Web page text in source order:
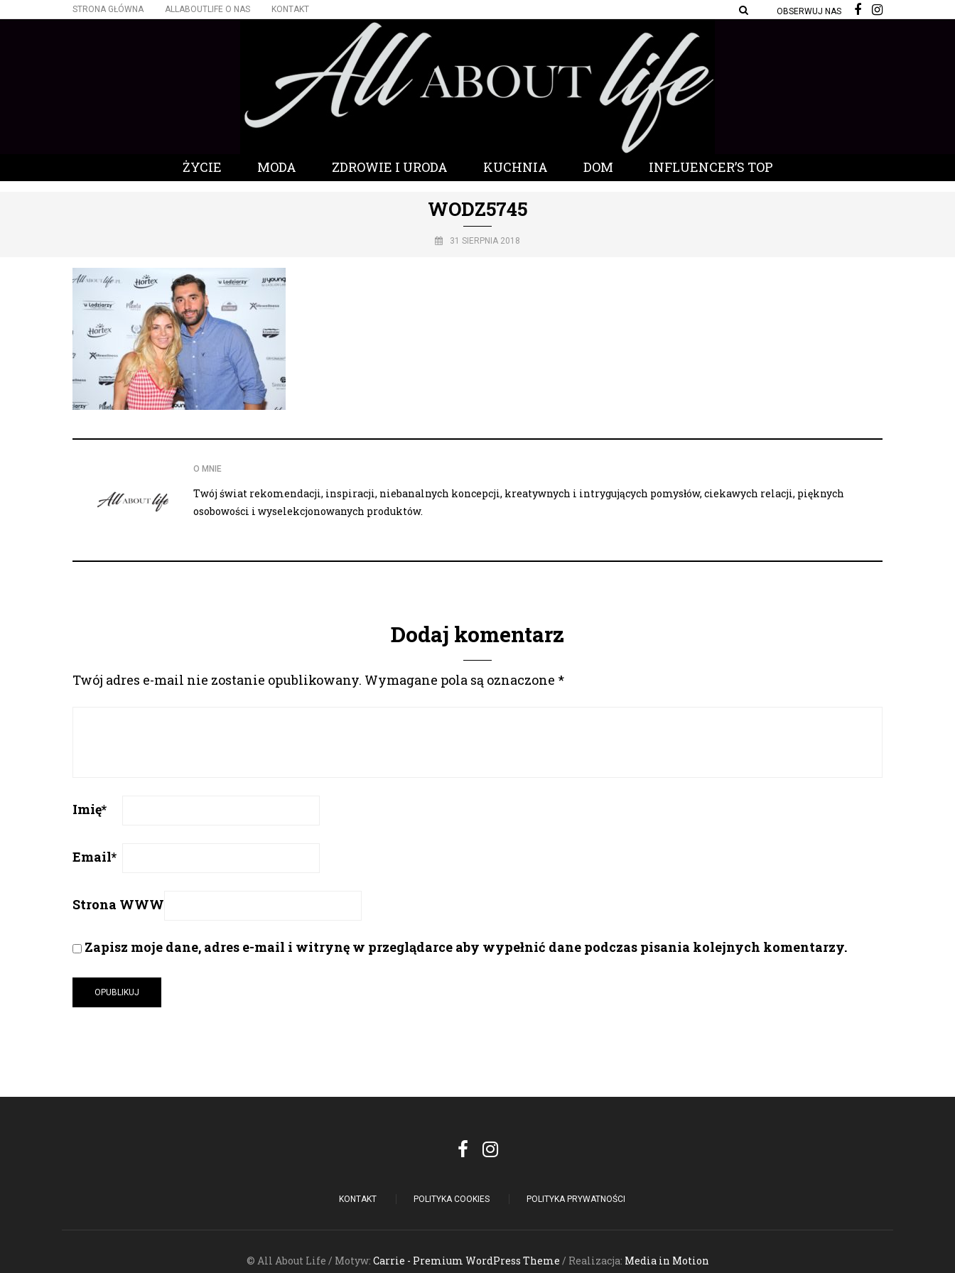
STRONA GŁÓWNA ALLABOUTLIFE O NAS KONTAKT OBSERWUJ NAS
ŻYCIE MODA ZDROWIE I URODA KUCHNIA DOM INFLUENCER’S TOP
WODZ5745
31 SIERPNIA 2018
O MNIE
Twój świat rekomendacji, inspiracji, niebanalnych koncepcji, kreatywnych i intrygujących pomysłów, ciekawych relacji, pięknych
osobowości i wyselekcjonowanych produktów.
Dodaj komentarz
Twój adres e-mail nie zostanie opublikowany. Wymagane pola są oznaczone *
Imię*
Email*
Strona WWW
Zapisz moje dane, adres e-mail i witrynę w przeglądarce aby wypełnić dane podczas pisania kolejnych komentarzy.
KONTAKT POLITYKA COOKIES POLITYKA PRYWATNOŚCI
© All About Life / Motyw: Carrie - Premium WordPress Theme / Realizacja: Media in Motion